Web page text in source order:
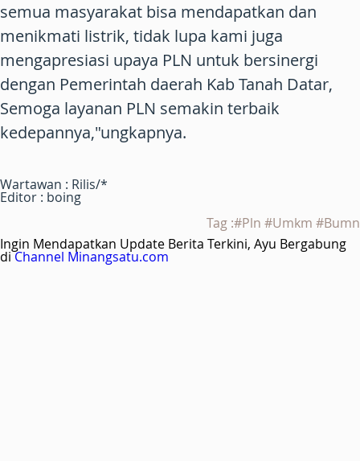
semua masyarakat bisa mendapatkan dan
menikmati listrik, tidak lupa kami juga
mengapresiasi upaya PLN untuk bersinergi
dengan Pemerintah daerah Kab Tanah Datar,
Semoga layanan PLN semakin terbaik
kedepannya,"ungkapnya.
Wartawan : Rilis/*
Editor : boing
Tag :#Pln #Umkm #Bumn
Ingin Mendapatkan Update Berita Terkini, Ayu Bergabung
diChannel Minangsatu.com